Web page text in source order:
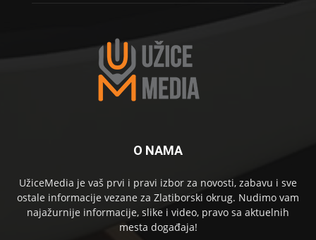
O NAMA
UžiceMedia je vaš prvi i pravi izbor za novosti, zabavu i sve
ostale informacije vezane za Zlatiborski okrug. Nudimo vam
najažurnije informacije, slike i video, pravo sa aktuelnih
mesta događaja!